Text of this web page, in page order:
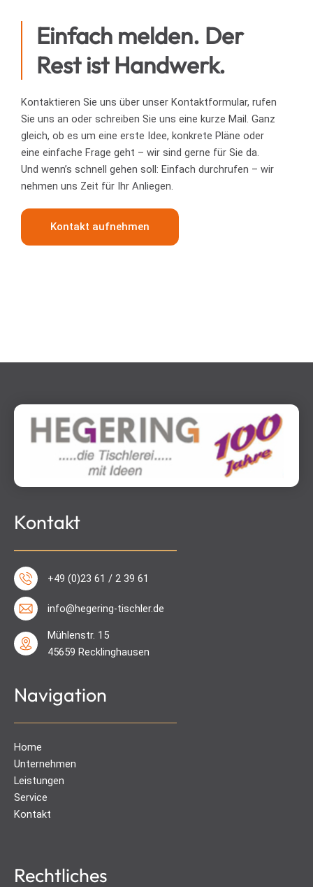
Einfach melden. Der
Rest ist Handwerk.
Kontaktieren Sie uns über unser Kontaktformular, rufen
Sie uns an oder schreiben Sie uns eine kurze Mail. Ganz
gleich, ob es um eine erste Idee, konkrete Pläne oder
eine einfache Frage geht – wir sind gerne für Sie da.
Und wenn’s schnell gehen soll: Einfach durchrufen – wir
nehmen uns Zeit für Ihr Anliegen.
Kontakt aufnehmen
Kontakt
+49 (0)23 61 / 2 39 61
info@hegering-tischler.de
Mühlenstr. 15
45659 Recklinghausen
Navigation
Home
Unternehmen
Leistungen
Service
Kontakt
Rechtliches